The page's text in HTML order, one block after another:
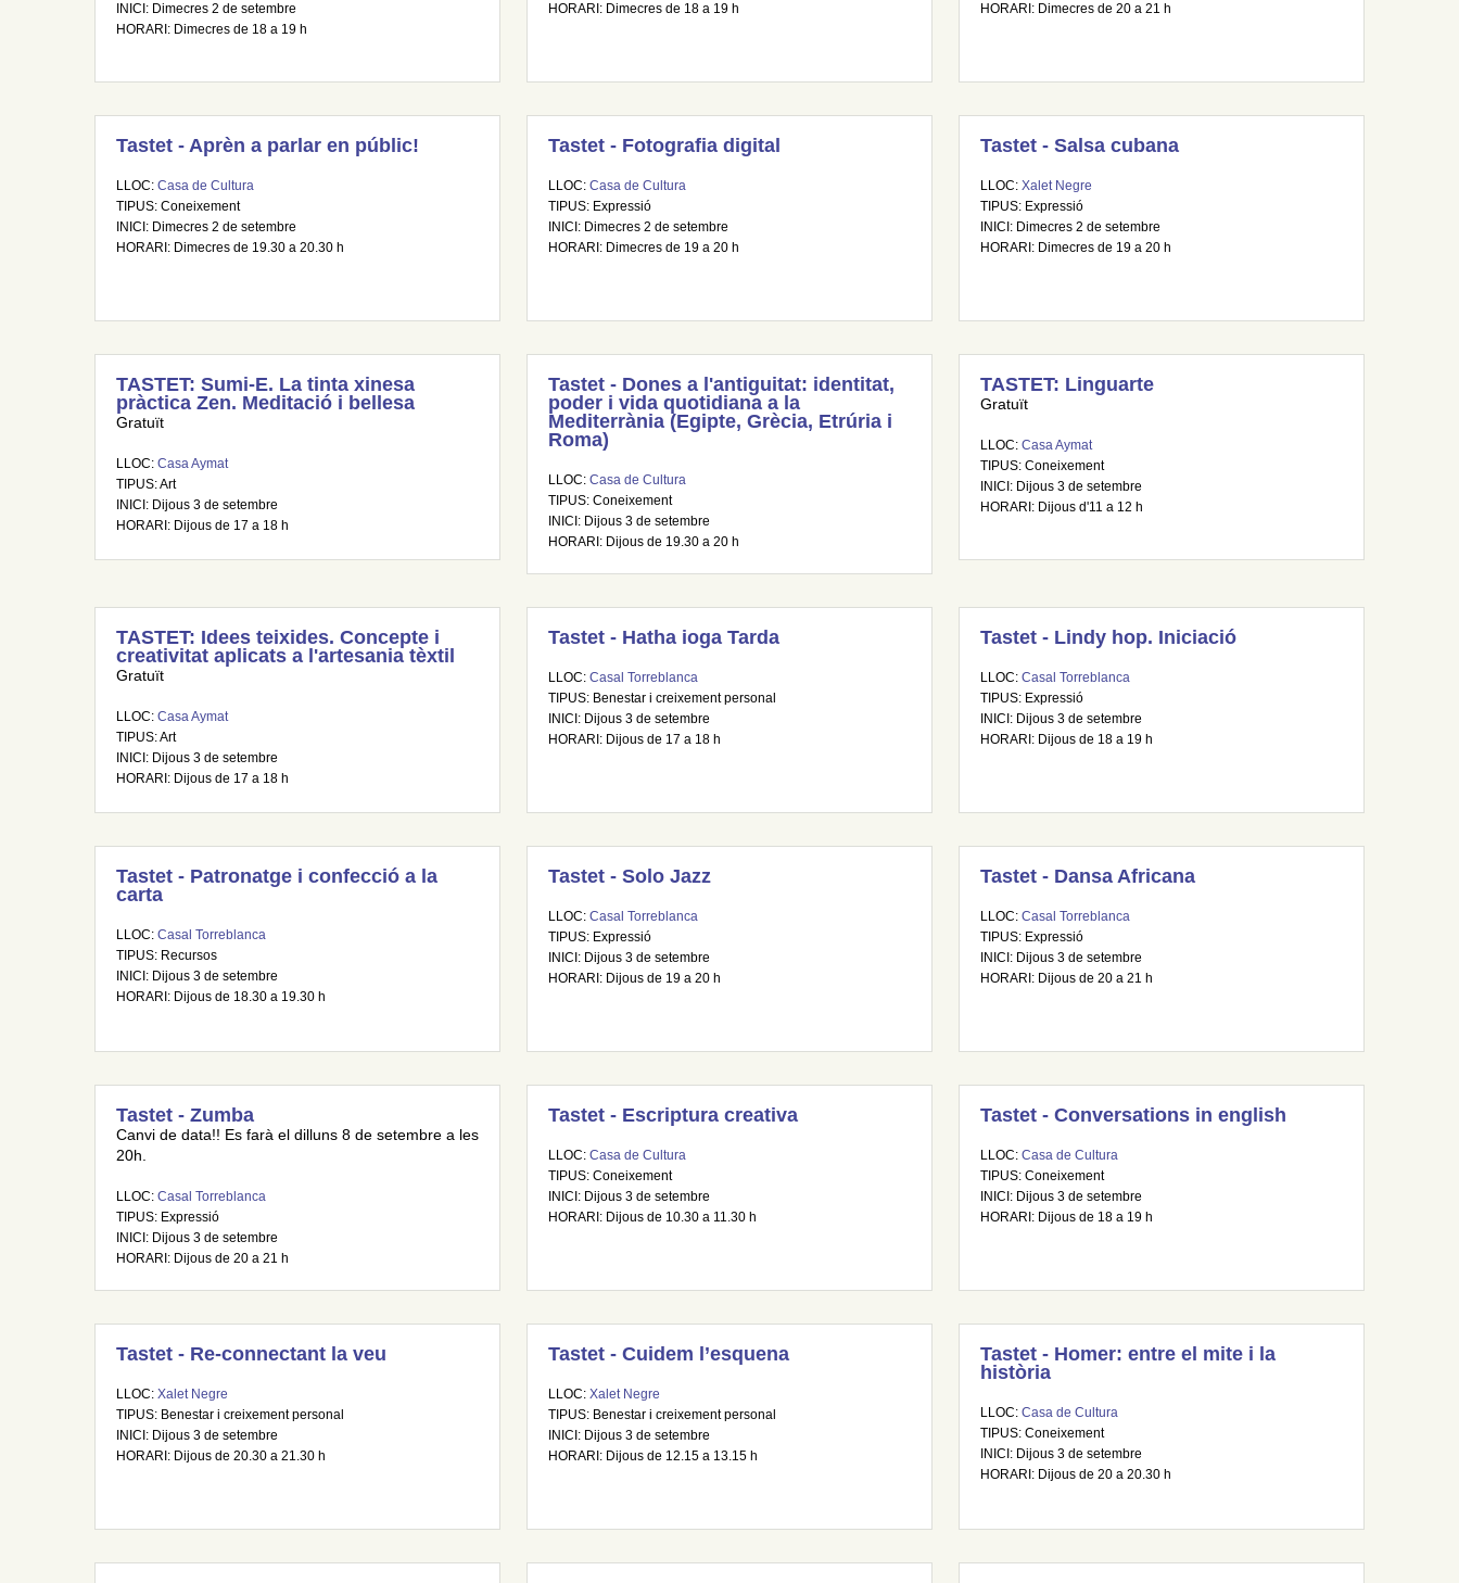
INICI: Dimecres 2 de setembre
HORARI: Dimecres de 18 a 19 h
HORARI: Dimecres de 18 a 19 h
HORARI: Dimecres de 20 a 21 h
Tastet - Aprèn a parlar en públic!
LLOC: Casa de Cultura
TIPUS: Coneixement
INICI: Dimecres 2 de setembre
HORARI: Dimecres de 19.30 a 20.30 h
Tastet - Fotografia digital
LLOC: Casa de Cultura
TIPUS: Expressió
INICI: Dimecres 2 de setembre
HORARI: Dimecres de 19 a 20 h
Tastet - Salsa cubana
LLOC: Xalet Negre
TIPUS: Expressió
INICI: Dimecres 2 de setembre
HORARI: Dimecres de 19 a 20 h
TASTET: Sumi-E. La tinta xinesa
pràctica Zen. Meditació i bellesa
Gratuït
LLOC: Casa Aymat
TIPUS: Art
INICI: Dijous 3 de setembre
HORARI: Dijous de 17 a 18 h
Tastet - Dones a l'antiguitat: identitat,
poder i vida quotidiana a la
Mediterrània (Egipte, Grècia, Etrúria i
Roma)
LLOC: Casa de Cultura
TIPUS: Coneixement
INICI: Dijous 3 de setembre
HORARI: Dijous de 19.30 a 20 h
TASTET: Linguarte
Gratuït
LLOC: Casa Aymat
TIPUS: Coneixement
INICI: Dijous 3 de setembre
HORARI: Dijous d'11 a 12 h
TASTET: Idees teixides. Concepte i
creativitat aplicats a l'artesania tèxtil
Gratuït
LLOC: Casa Aymat
TIPUS: Art
INICI: Dijous 3 de setembre
HORARI: Dijous de 17 a 18 h
Tastet - Hatha ioga Tarda
LLOC: Casal Torreblanca
TIPUS: Benestar i creixement personal
INICI: Dijous 3 de setembre
HORARI: Dijous de 17 a 18 h
Tastet - Lindy hop. Iniciació
LLOC: Casal Torreblanca
TIPUS: Expressió
INICI: Dijous 3 de setembre
HORARI: Dijous de 18 a 19 h
Tastet - Patronatge i confecció a la
carta
LLOC: Casal Torreblanca
TIPUS: Recursos
INICI: Dijous 3 de setembre
HORARI: Dijous de 18.30 a 19.30 h
Tastet - Solo Jazz
LLOC: Casal Torreblanca
TIPUS: Expressió
INICI: Dijous 3 de setembre
HORARI: Dijous de 19 a 20 h
Tastet - Dansa Africana
LLOC: Casal Torreblanca
TIPUS: Expressió
INICI: Dijous 3 de setembre
HORARI: Dijous de 20 a 21 h
Tastet - Zumba
Canvi de data!! Es farà el dilluns 8 de setembre a les
20h.
LLOC: Casal Torreblanca
TIPUS: Expressió
INICI: Dijous 3 de setembre
HORARI: Dijous de 20 a 21 h
Tastet - Escriptura creativa
LLOC: Casa de Cultura
TIPUS: Coneixement
INICI: Dijous 3 de setembre
HORARI: Dijous de 10.30 a 11.30 h
Tastet - Conversations in english
LLOC: Casa de Cultura
TIPUS: Coneixement
INICI: Dijous 3 de setembre
HORARI: Dijous de 18 a 19 h
Tastet - Re-connectant la veu
LLOC: Xalet Negre
TIPUS: Benestar i creixement personal
INICI: Dijous 3 de setembre
HORARI: Dijous de 20.30 a 21.30 h
Tastet - Cuidem l’esquena
LLOC: Xalet Negre
TIPUS: Benestar i creixement personal
INICI: Dijous 3 de setembre
HORARI: Dijous de 12.15 a 13.15 h
Tastet - Homer: entre el mite i la
història
LLOC: Casa de Cultura
TIPUS: Coneixement
INICI: Dijous 3 de setembre
HORARI: Dijous de 20 a 20.30 h